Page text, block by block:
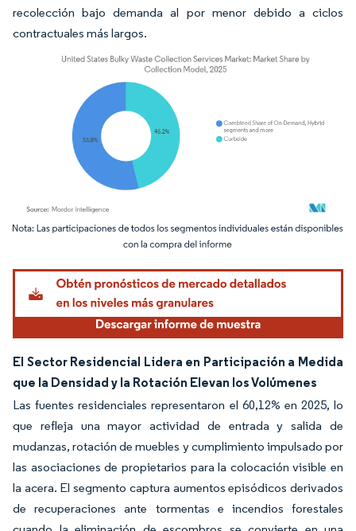
recolección bajo demanda al por menor debido a ciclos
contractuales más largos.
Imagen © Mordor Intelligence. El uso requiere atribución según CC BY 4.0.
El Sector Residencial Lidera en Participación a Medida
que la Densidad y la Rotación Elevan los Volúmenes
Las fuentes residenciales representaron el 60,12% en 2025, lo
que refleja una mayor actividad de entrada y salida de
mudanzas, rotación de muebles y cumplimiento impulsado por
las asociaciones de propietarios para la colocación visible en
la acera. El segmento captura aumentos episódicos derivados
de recuperaciones ante tormentas e incendios forestales